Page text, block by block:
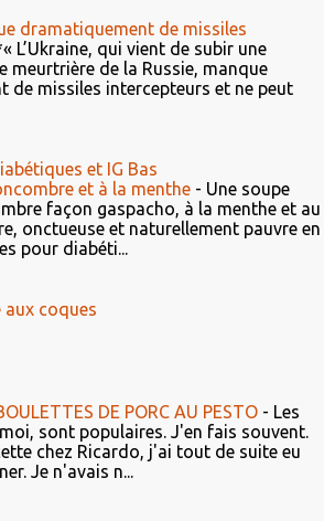
dramatiquement de missiles
L’Ukraine, qui vient de subir une
meurtrière de la Russie, manque
de missiles intercepteurs et ne peut
et IG Bas
et à la menthe - Une soupe
façon gaspacho, à la menthe et au
onctueuse et naturellement pauvre en
pour diabéti...
aux coques
DE PORC AU PESTO - Les
sont populaires. J'en fais souvent.
chez Ricardo, j'ai tout de suite eu
Je n'avais n...